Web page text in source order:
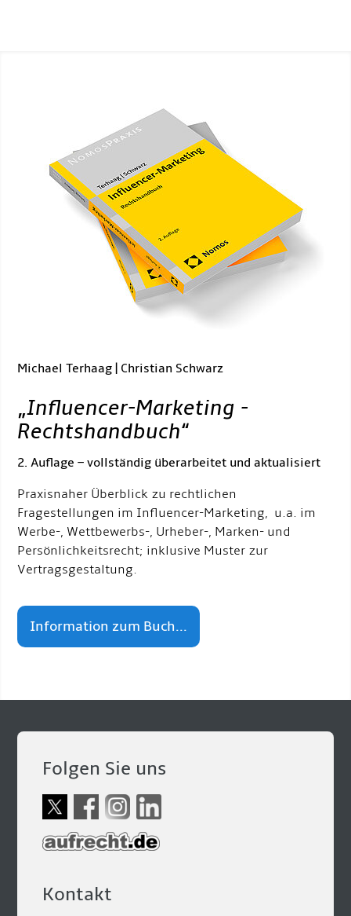
Michael Terhaag | Christian Schwarz
„Influencer-Marketing -
Rechtshandbuch“
2. Auflage – vollständig überarbeitet und aktualisiert
Praxisnaher Überblick zu rechtlichen
Fragestellungen im Influencer-Marketing, u.a. im
Werbe-, Wettbewerbs-, Urheber-, Marken- und
Persönlichkeitsrecht; inklusive Muster zur
Vertragsgestaltung.
Information zum Buch...
Folgen Sie uns
Kontakt